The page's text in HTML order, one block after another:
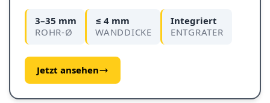
3–35 mm
ROHR-Ø
≤ 4 mm
WANDDICKE
Integriert
ENTGRATER
Jetzt ansehen